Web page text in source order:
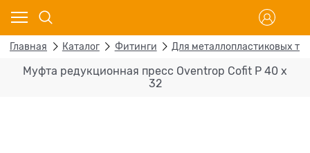
Главная Каталог Фитинги Для металлопластиковых
Муфта редукционная пресс Oventrop Cofit P 40 х
32